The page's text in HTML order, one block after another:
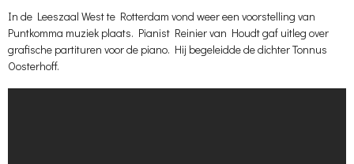
In de Leeszaal West te Rotterdam vond weer een voorstelling van
Puntkomma muziek plaats. Pianist Reinier van Houdt gaf uitleg over
grafische partituren voor de piano. Hij begeleidde de dichter Tonnus
Oosterhoff.